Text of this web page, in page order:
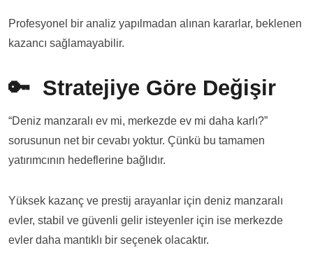
Profesyonel bir analiz yapılmadan alınan kararlar, beklenen
kazancı sağlamayabilir.
🔑 Stratejiye Göre Değişir
“Deniz manzaralı ev mi, merkezde ev mi daha karlı?”
sorusunun net bir cevabı yoktur. Çünkü bu tamamen
yatırımcının hedeflerine bağlıdır.
Yüksek kazanç ve prestij arayanlar için deniz manzaralı
evler, stabil ve güvenli gelir isteyenler için ise merkezde
evler daha mantıklı bir seçenek olacaktır.